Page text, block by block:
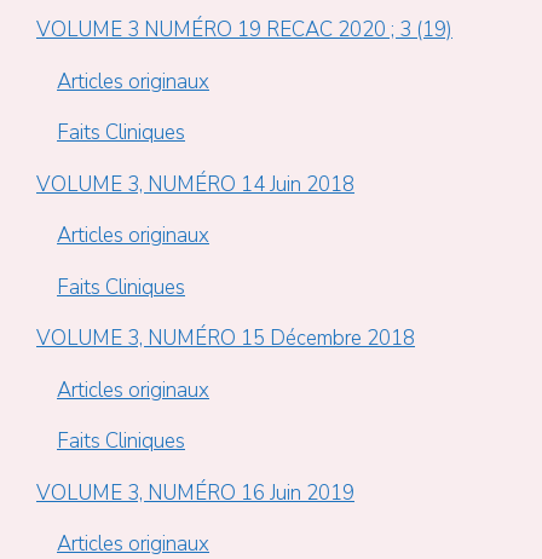
VOLUME 3 NUMÉRO 19 RECAC 2020 ; 3 (19)
Articles originaux
Faits Cliniques
VOLUME 3, NUMÉRO 14 Juin 2018
Articles originaux
Faits Cliniques
VOLUME 3, NUMÉRO 15 Décembre 2018
Articles originaux
Faits Cliniques
VOLUME 3, NUMÉRO 16 Juin 2019
Articles originaux